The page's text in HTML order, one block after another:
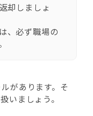
却しましょ
、必ず職場の
があります。そ
いましょう。